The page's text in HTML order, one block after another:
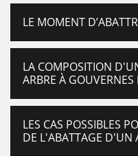
LE MOMENT
LA COMPOSITION
ARBRE À
LES CAS POSSIBLES
DE L'ABATTAGE D'UN